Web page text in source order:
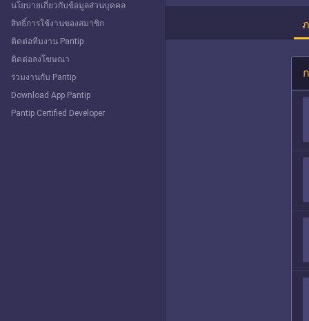
นโยบายเกี่ยวกับข้อมูลส่วนบุคคล
สิทธิ์การใช้งานของสมาชิก
ติดต่อทีมงาน Pantip
ติดต่อลงโฆษณา
ร่วมงานกับ Pantip
Download App Pantip
Pantip Certified Developer